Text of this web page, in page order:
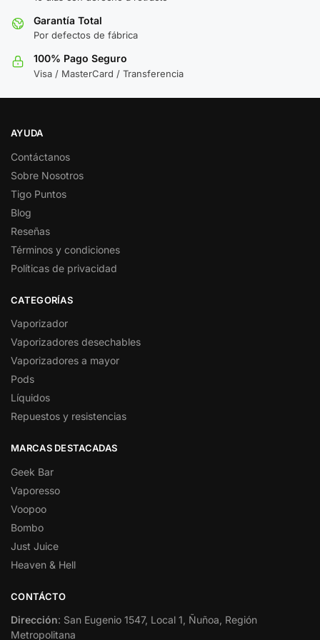
Garantía Total
Por defectos de fábrica
100% Pago Seguro
Visa / MasterCard / Transferencia
AYUDA
Contáctanos
Sobre Nosotros
Tigo Puntos
Blog
Reseñas
Términos y condiciones
Políticas de privacidad
CATEGORÍAS
Vaporizador
Vaporizadores desechables
Vaporizadores a mayor
Pods
Líquidos
Repuestos y resistencias
MARCAS DESTACADAS
Geek Bar
Vaporesso
Voopoo
Bombo
Just Juice
Heaven & Hell
CONTÁCTO
Dirección: San Eugenio 1547, Local 1, Ñuñoa, Región
Metropolitana